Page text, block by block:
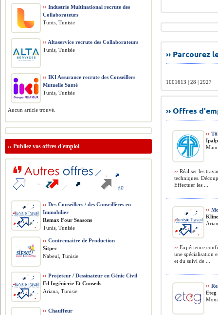
››
1001613 | 28 | 2927
›› Offres
››
›› Réaliser les
techniques.
Effectuer les ...
››
›› Expérience
une spécialisation
et du suivi de ...
››
Eteg
›› Industrie Multinational recrute des
Collaborateurs
Tunis, Tunisie
›› Altaservice recrute des Collaborateurs
Tunis, Tunisie
›› IKI Assurance recrute des Conseillers
Mutuelle Santé
Tunis, Tunisie
Aucun article trouvé.
››Publiez vos offres d'emploi
›› Des Conseillers / des Conseillères en
Immobilier
Remax Four Seasons
Tunis, Tunisie
›› Contremaitre de Production
Sitpec
Nabeul, Tunisie
›› Projeteur / Dessinateur en Génie Civil
Fd Ingénierie Et Conseils
Ariana, Tunisie
›› Chauffeur